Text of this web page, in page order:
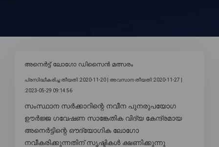
അനെർട്ട് ലോഗോ ഡിസൈൻ മത്സരം
പ്രസിദ്ധീകരിച്ച തീയതി :2020-11-20 | അവസാന തീയതി :2020-11-27 |
:2023-05-29 09:14:56
സംസ്ഥാന സർക്കാറിന്റെ നവീന പുനരുപയോഗ
ഊർജ്ജ ഗവേഷണ സാങ്കേതിക വിദ്യ കേന്ദ്രമായ
അനെർട്ടിന്റെ ഔദ്യോഗിക ലോഗോ
നവീകരിക്കുന്നതിന് സൃഷ്ടികൾ ക്ഷണിക്കുന്നു